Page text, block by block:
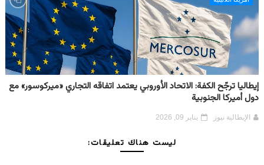
إيطاليا ترجّح الكفة: الاتحاد الأوروبي يعتمد اتفاقه التجاري «ميركوسور» مع
دول أميركا الجنوبية
الإيطالية نيوز يناير 09, 2026
ليست هناك تعليقات: